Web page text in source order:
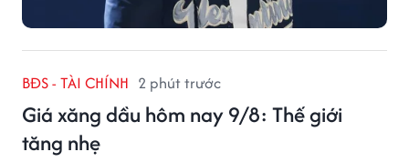
BĐS - TÀI CHÍNH 2 phút trước
Giá xăng dầu hôm nay 9/8: Thế giới
tăng nhẹ